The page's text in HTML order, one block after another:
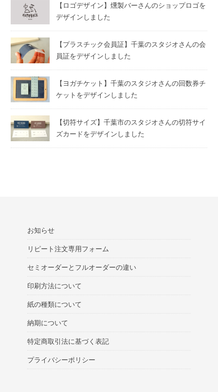
【ロゴデザイン】燻製バーさんのショップロゴを
デザインしました
【プラスチック会員証】千葉のスタジオさんの会
員証をデザインしました
【ヨガチケット】千葉のスタジオさんの回数券チ
ケットをデザインしました
【切符サイズ】千葉市のスタジオさんの切符サイ
ズカードをデザインしました
お知らせ
リピート注文専用フォーム
セミオーダーとフルオーダーの違い
印刷方法について
紙の種類について
納期について
特定商取引法に基づく表記
プライバシーポリシー